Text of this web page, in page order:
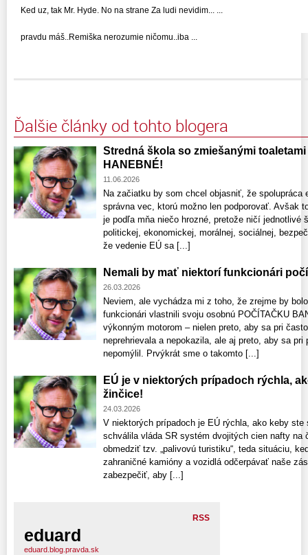
Ked uz, tak Mr. Hyde. No na strane Za ludi nevidim... ...
pravdu máš..Remiška nerozumie ničomu..iba ...
Ďalšie články od tohto blogera
Stredná škola so zmiešanými
HANEBNÉ!
11.06.2026
Na začiatku by som chcel objasniť, že spolupráca
správna vec, ktorú možno len podporovať. Avšak
je podľa mňa niečo hrozné, pretože ničí
politickej, ekonomickej, morálnej, sociálnej,
že vedenie EÚ sa [...]
Nemali by mať niektorí funkcionári
26.03.2026
Neviem, ale vychádza mi z toho, že zrejme by
funkcionári vlastnili svoju osobnú POČÍTAČKU
výkonným motorom – nielen preto, aby sa pri
neprehrievala a nepokazila, ale aj preto, aby sa
nepomýlil. Prvýkrát sme o takomto [...]
EÚ je v niektorých prípadoch rýchla,
žinčice!
24.03.2026
V niektorých prípadoch je EÚ rýchla, ako keby ste
schválila vláda SR systém dvojitých cien nafty na
obmedziť tzv. „palivovú turistiku“, teda situáciu,
zahraničné kamióny a vozidlá odčerpávať naše
zabezpečiť, aby [...]
RSS
eduard
eduard.blog.pravda.sk